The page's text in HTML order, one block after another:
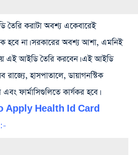
তৈরি করাটা অবশ্য একেবারেই
হবে না। সরকারের অবশ্য আশা, এমনিই
এই আইডি তৈরি করবেন। এই আইডি
রাজ্যে, হাসপাতালে, ডায়াগনস্টিক
এবং ফার্মাসিগুলিতে কার্যকর হবে।
Apply Health Id Card